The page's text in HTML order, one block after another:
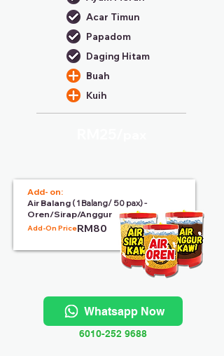
Acar Timun
Papadom
Daging Hitam
Buah
Kuih
Add- on:
Air Balang ( 1 Balang/ 50 pax) -
Oren/Sirap/Anggur
Add-On Price:RM80
Whatsapp Now
6010-252 9688